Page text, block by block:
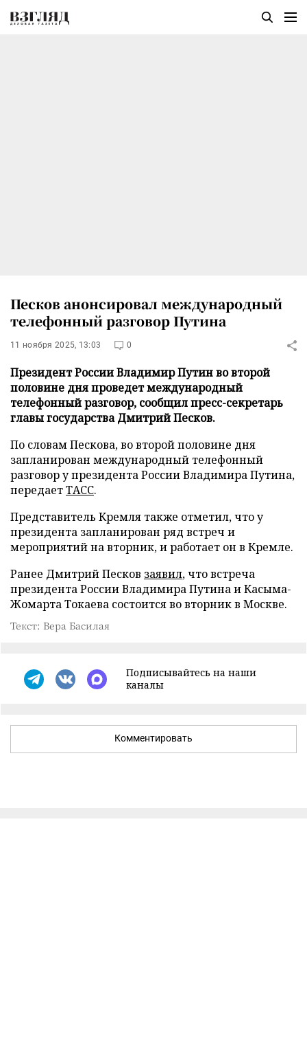
Песков анонсировал международный
телефонный разговор Путина
11 ноября 2025, 13:03 0
Президент России Владимир Путин во второй
половине дня проведет международный
телефонный разговор, сообщил пресс-секретарь
главы государства Дмитрий Песков.
По словам Пескова, во второй половине дня
запланирован международный телефонный
разговор у президента России Владимира Путина,
передаетТАСС.
Представитель Кремля также отметил, что у
президента запланирован ряд встреч и
мероприятий на вторник, и работает он в Кремле.
Ранее Дмитрий Песков заявил, что встреча
президента России Владимира Путина и Касыма-
Жомарта Токаева состоится во вторник в Москве.
Текст: Вера Басилая
Подписывайтесь на наши
каналы
Комментировать